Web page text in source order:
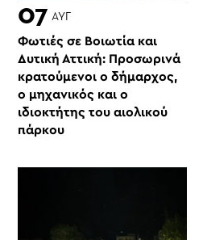
07 ΑΥΓ
Φωτιές σε Βοιωτία και
Δυτική Αττική: Προσωρινά
κρατούμενοι ο δήμαρχος,
ο μηχανικός και ο
ιδιοκτήτης του αιολικού
πάρκου